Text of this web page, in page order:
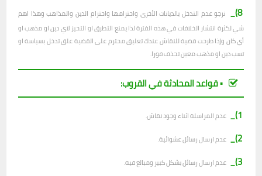
8)_
نرجو عدم التدخل بالديانات الأخرى واحترامها واحترام الدين والمذاهب وهذا اهم
شي لكثرة انتشار الخلافات في هذه الفترة لذا يمنع التطرق او التحيز لاي دين او مذهب او
أي كان وإذا طرحت قضية للنقاش عندك تعليق محترم على القضية علق تدخل بسياسة او
تسب دين او مذهب معين تحذف فورا.
▪︎ قواعد المحادثة في القروب:
1)_
عدم المراسلة اثناء وجود نقاش.
2)_ عدم ارسال رسائل عشوائية.
3)_ عدم ارسال رسائل بشكل كبير ومبالغ فيه.